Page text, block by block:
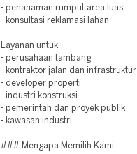
- penanaman rumput area luas
- konsultasi reklamasi lahan
Layanan untuk:
- perusahaan tambang
- kontraktor jalan dan infrastruktur
- developer properti
- industri konstruksi
- pemerintah dan proyek publik
- kawasan industri
### Mengapa Memilih Kami